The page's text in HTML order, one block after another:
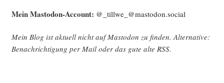
Mein Mast­o­don-Account: @_tillwe_@mastodon.social
Mein Blog ist aktu­ell nicht auf Mast­o­don zu fin­den. Alter­na­ti­ve:
Benach­rich­ti­gung per Mail oder das gute alte RSS.